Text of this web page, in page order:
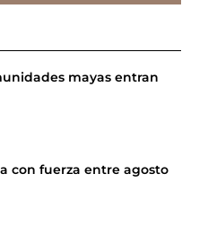
mayas entran
con fuerza entre agosto